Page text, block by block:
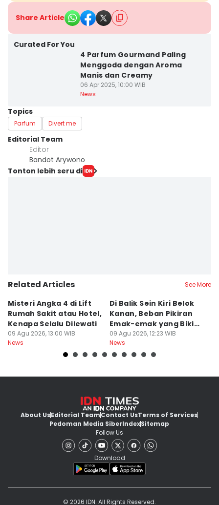
Share Article
Curated For You
4 Parfum Gourmand Paling
Menggoda dengan Aroma
Manis dan Creamy
06 Apr 2025, 10:00 WIB
News
Topics
Parfum Divert me
Editorial Team
Editor
Bandot Arywono
Tonton lebih seru di
Related Articles See More
Misteri Angka 4 di Lift
Rumah Sakit atau Hotel,
Kenapa Selalu Dilewati
09 Agu 2026, 13:00 WIB
News
Di Balik Sein Kiri Belok
Kanan, Beban Pikiran
Emak-emak yang Bikin
Gagal fokus di Jalan
09 Agu 2026, 12:23 WIB
News
About UsEditorial TeamContact UsTerms of Services
Pedoman Media SiberIndexSitemap
Follow Us
Download
© 2026 IDN. All Rights Reserved.